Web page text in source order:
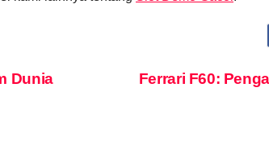
Ferrari F60:
Dunia